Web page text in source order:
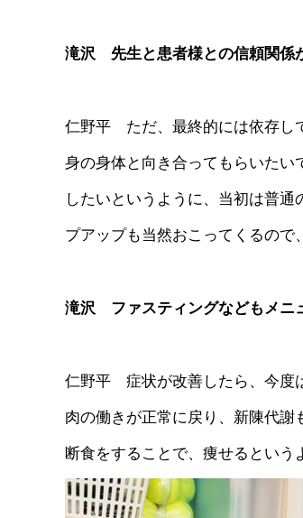
滝沢 先生と患者様との信頼関係
仁野平 ただ、最終的には依存し
身の身体と向き合ってもらいた
したいというように、当初は普
プアップも当然おこってくるので
滝沢 ファスティングなどもメニ
仁野平 症状が改善したら、今度
肉の働きが正常に戻り、新陳代
断食をすることで、痩せるという